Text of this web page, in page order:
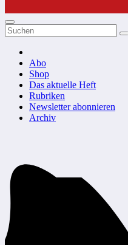
Abo
Shop
Das aktuelle Heft
Rubriken
Newsletter abonnieren
Archiv